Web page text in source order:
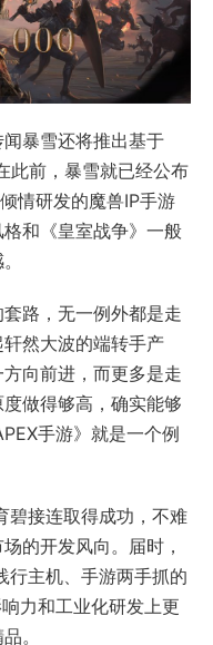
暴雪还将推出基于
此前，暴雪就已经公布
情研发的魔兽IP手游
格和《皇室战争》一般
路，无一例外都是走
然大波的端转手产
向前进，而更多是走
做得够高，确实能够
手游》就是一个例
碧接连取得成功，不难
的开发风向。届时，
行主机、手游两手抓的
力和工业化研发上更
。